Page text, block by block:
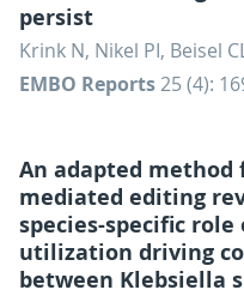
persist
Krink N, Nikel PI, Beisel
EMBO Reports25 (4):
An adapted method
mediated editing
species-specific role
utilization driving
between Klebsiella